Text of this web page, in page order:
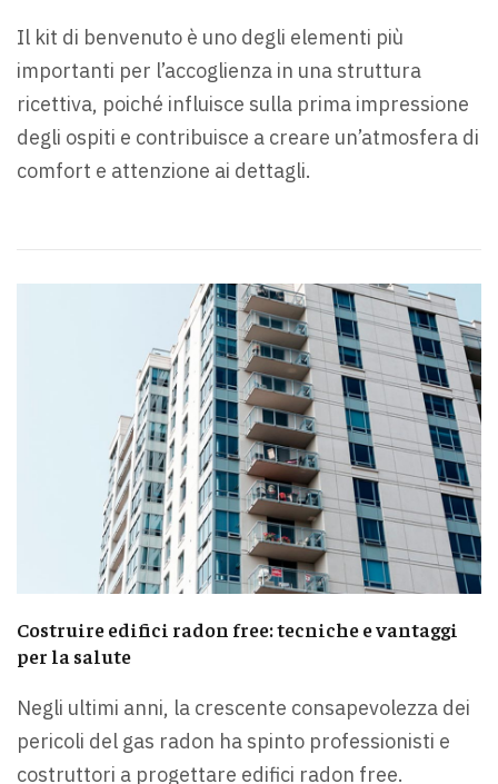
Il kit di benvenuto è uno degli elementi più
importanti per l’accoglienza in una struttura
ricettiva, poiché influisce sulla prima impressione
degli ospiti e contribuisce a creare un’atmosfera di
comfort e attenzione ai dettagli.
Costruire edifici radon free: tecniche e vantaggi
per la salute
Negli ultimi anni, la crescente consapevolezza dei
pericoli del gas radon ha spinto professionisti e
costruttori a progettare edifici radon free.